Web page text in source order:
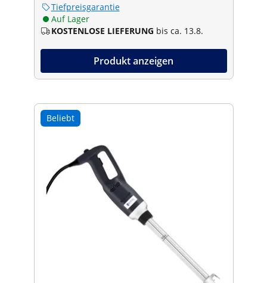
Tiefpreisgarantie
Auf Lager
KOSTENLOSE LIEFERUNG bis ca. 13.8.
Produkt anzeigen
Beliebt